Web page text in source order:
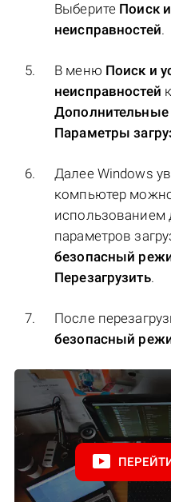
Выберите Поиск
неисправностей.
В меню Поиск и
неисправностей
Параметры
Далее Windows
компьютер
использованием
параметров
безопасный
Перезагрузить.
После
безопасный